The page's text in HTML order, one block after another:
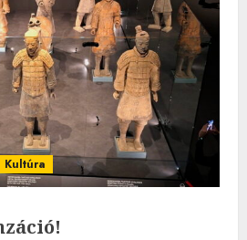
Kultúra